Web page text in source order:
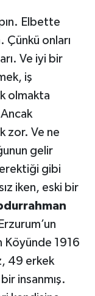
Elbette
Çünkü onları
Ve iyi bir
iş
olmakta
zor. Ve ne
gelir
gibi
iken, eski bir
Köyünde 1916
49 erkek
insanmış.